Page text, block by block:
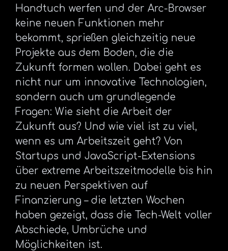
Handtuch werfen und der Arc-Browser
keine neuen Funktionen mehr
bekommt, sprießen gleichzeitig neue
Projekte aus dem Boden, die die
Zukunft formen wollen. Dabei geht es
nicht nur um innovative Technologien,
sondern auch um grundlegende
Fragen: Wie sieht die Arbeit der
Zukunft aus? Und wie viel ist zu viel,
wenn es um Arbeitszeit geht? Von
Startups und JavaScript-Extensions
über extreme Arbeitszeitmodelle bis hin
zu neuen Perspektiven auf
Finanzierung – die letzten Wochen
haben gezeigt, dass die Tech-Welt voller
Abschiede, Umbrüche und
Möglichkeiten ist.